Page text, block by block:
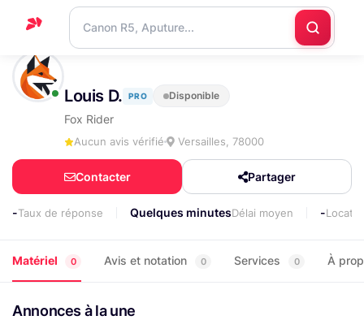
Accueil
Support
Nous
contacter
Louis D. PRO Disponible
Fox Rider
Aucun avis vérifié Versailles, 78000
Contacter Partager
-Taux de réponse Quelques minutesDélai moyen -
Matériel 0 Avis et notation 0 Services 0 À
Annonces à la une